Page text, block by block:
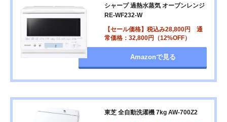
シャープ 過熱水蒸気 オーブンレンジ
RE-WF232-W
【セール価格】税込み28,800円 通
常価格：32,800円（12%OFF）
Amazonで見る
東芝 全自動洗濯機 7kg AW-700Z2